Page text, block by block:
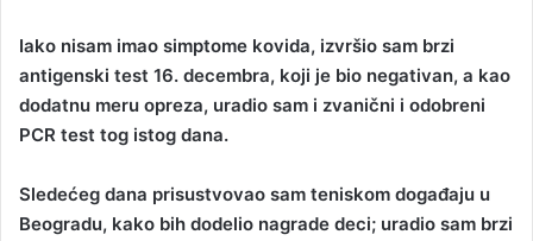
Iako nisam imao simptome kovida, izvršio sam brzi
antigenski test 16. decembra, koji je bio negativan, a kao
dodatnu meru opreza, uradio sam i zvanični i odobreni
PCR test tog istog dana.
Sledećeg dana prisustvovao sam teniskom događaju u
Beogradu, kako bih dodelio nagrade deci; uradio sam brzi